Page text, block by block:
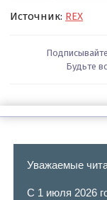
Источник: REX
Будьте
Уважаемые
С 1 июля 2026